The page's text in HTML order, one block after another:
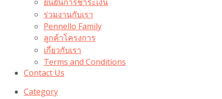
ร่วมงานกับเรา
Pennello Family
ลูกค้าโครงการ
เกี่ยวกับเรา
Terms and Conditions
Contact Us
Category